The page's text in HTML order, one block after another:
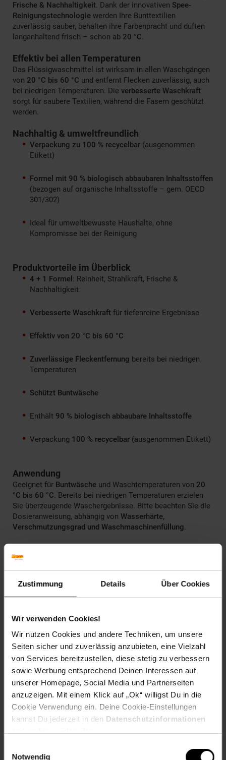
Zustimmung Details Über Cookies
Wir verwenden Cookies!
Wir nutzen Cookies und andere Techniken, um unsere
Seiten sicher und zuverlässig anzubieten, eine Vielzahl
von Services bereitzustellen, diese stetig zu verbessern
sowie Werbung entsprechend Deinen Interessen auf
unserer Homepage, Social Media und Partnerseiten
anzuzeigen. Mit einem Klick auf „Ok“ willigst Du in die
Cookie Verwendung ein. Deine Cookie-Einstellungen
kannst Du jederzeit in den Datenschutzinformationen
Notwendig
Frische & Nachhaltigkeit. Dank der innovativen Spee-
Reinigungstechnologie werden Ihre Bunttextilien
zuverlässig sauber, behalten ihre Farbenpracht und duften
langanhaltend frisch – schon ab 20 °C.
Effektiv bei allen Temperaturen
Das Flüssigwaschmittel ist wirksam in allen Waschgängen
von 20 °C bis 60 °C und entfernt Flecken zuverlässig, auch
bei niedrigen Temperaturen. Die verbesserte Waschkraft
sorgt für saubere Textilien, während die Fasern geschützt
werden.
Nachhaltig & umweltfreundlich
Verpackung zu 100 % recycelbar (ausgenommen
Etikett)
Formel mit 90 % biologisch abbaubaren Inhaltsstoffen
(bezogen auf organische Inhaltsstoffe – gem. OECD
301/302)
Ideal für umweltbewusste Haushalte, ohne
Kompromisse bei der Reinigung
Produktvorteile im Überblick
4 + 1 Formel : Reinheit, Strahlkraft, Frische &
Nachhaltigkeit
Verbesserte Waschkraft für tiefenreine Ergebnisse
Effektiv von 20 °C bis 60 °C
Zuverlässige Fleckentfernung bereits bei niedrigen
Temperaturen
Schützt Buntwäsche
Enthält 90 % biologisch abbaubare Inhaltsstoffe
Verpackung 100 % recycelbar (ausgenommen Etikett)
Anwendung
Geeignet für Buntwäsche und Waschtemperaturen von 20
°C bis 60 °C. Bereits bei niedrigen Temperaturen erzielen
Sie überzeugende Waschergebnisse. Bitte beachten Sie die
Dosieranweisung, abhängig von Wasserhärte,
Verschmutzungsgrad und Waschmaschinenfüllung.
Mit
Wäsche und strahlende Farben– ohne unnötigen Schnick-
Schnack. Kontinuierliche Forschung garantiert, dass Ihre
Sicherheitshinweise
Verursacht schwere Augenreizung
Hinweise:
Darf nicht in die Hände von Kindern gelangen
Augenschutz tragen